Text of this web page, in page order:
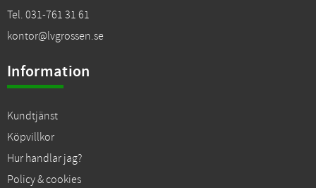
Tel. 031-761 31 61
kontor@lvgrossen.se
Information
Kundtjänst
Köpvillkor
Hur handlar jag?
Policy & cookies